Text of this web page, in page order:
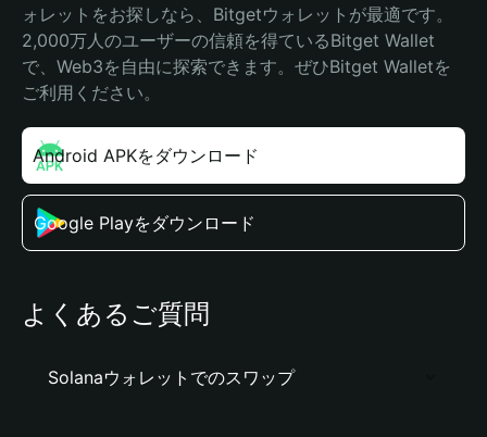
ォレットをお探しなら、Bitgetウォレットが最適です。
2,000万人のユーザーの信頼を得ているBitget Wallet
で、Web3を自由に探索できます。ぜひBitget Walletを
ご利用ください。
Android APKをダウンロード
Google Playをダウンロード
よくあるご質問
Solanaウォレットでのスワップ